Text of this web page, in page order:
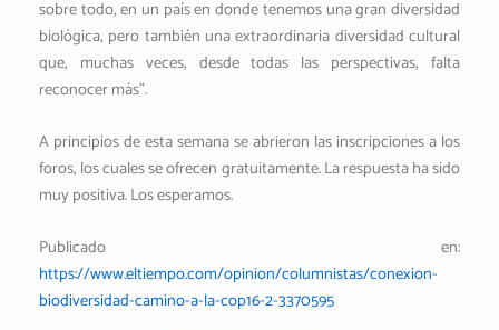
sobre todo, en un país en donde tenemos una gran diversidad
biológica, pero también una extraordinaria diversidad cultural
que, muchas veces, desde todas las perspectivas, falta
reconocer más”.
A principios de esta semana se abrieron las inscripciones a los
foros, los cuales se ofrecen gratuitamente. La respuesta ha sido
muy positiva. Los esperamos.
Publicado en:
https://www.eltiempo.com/opinion/columnistas/conexion-
biodiversidad-camino-a-la-cop16-2-3370595